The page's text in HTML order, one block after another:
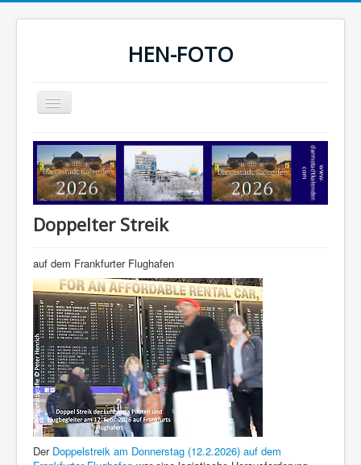
HEN-FOTO
Navigation
an/aus
HEN-FOTO Startseite
Darmstadt Kalender
Sportfotos
Fotografie
Doppelter Streik
auf dem Frankfurter Flughafen
Der Doppelstreik am Donnerstag (12.2.2026) auf dem